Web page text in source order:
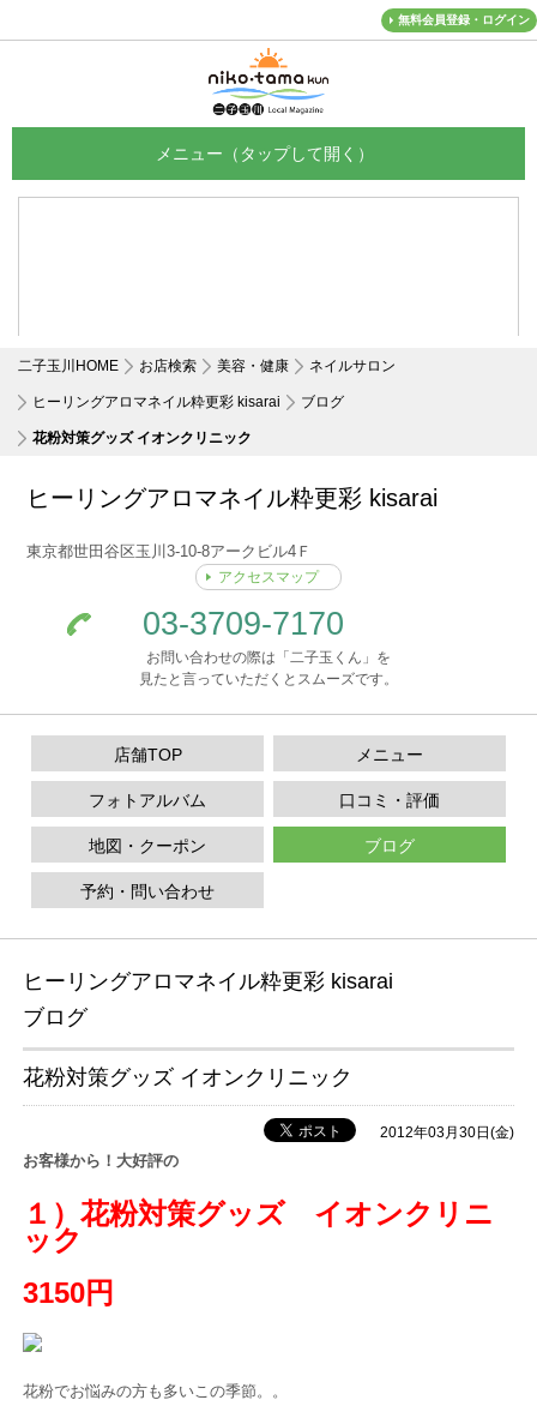
無料会員登録・ログイン
二子玉川HOME お店検索 美容・健康 ネイルサロン
ヒーリングアロマネイル粋更彩 kisarai ブログ
花粉対策グッズ イオンクリニック
ヒーリングアロマネイル粋更彩 kisarai
東京都世田谷区玉川3-10-8アークビル4Ｆ
アクセスマップ
03-3709-7170
お問い合わせの際は「二子玉くん」を
見たと言っていただくとスムーズです。
店舗TOP メニュー
フォトアルバム 口コミ・評価
地図・クーポン ブログ
予約・問い合わせ
ヒーリングアロマネイル粋更彩 kisarai
ブログ
花粉対策グッズ イオンクリニック
2012年03月30日(金)
お客様から！大好評の
１）花粉対策グッズ イオンクリニ
ック
3150円
花粉でお悩みの方も多いこの季節。。
メニュー